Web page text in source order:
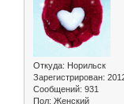
Откуда: Норильск
Зарегистрирован:
Сообщений: 931
Пол: Женский